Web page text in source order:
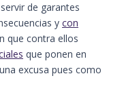
de garantes
y con
que contra ellos
que ponen en
excusa pues como